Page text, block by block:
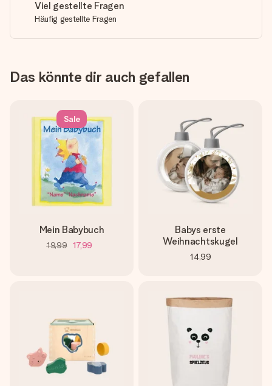
Viel gestellte Fragen
Häufig gestellte Fragen
Das könnte dir auch gefallen
Sale
Mein Babybuch
19,99 17,99
Babys erste
Weihnachtskugel
14,99